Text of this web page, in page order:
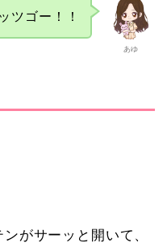
あゆ
ツゴー！！
がサーッと開いて、